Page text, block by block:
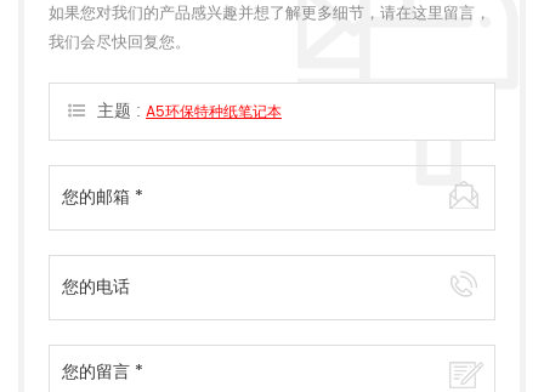
如果您对我们的产品感兴趣并想了解更多细节，请在这里留言，
我们会尽快回复您。
主题 : A5环保特种纸笔记本